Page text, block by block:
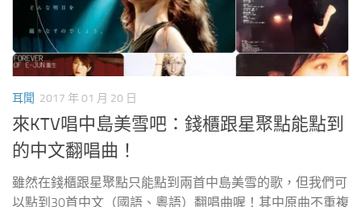
耳聞 2017 年 01 月 20 日
來KTV唱中島美雪吧：錢櫃跟星聚點能點到
的中文翻唱曲！
雖然在錢櫃跟星聚點只能點到兩首中島美雪的歌，但我們可
以點到30首中文（國語、粵語）翻唱曲喔！其中原曲不重複